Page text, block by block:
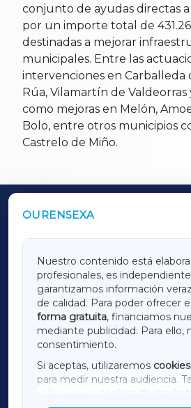
conjunto de ayudas directas
por un importe total de
destinadas a mejorar
municipales. Entre las
intervenciones en Carballeda
Rúa, Vilamartín de Valdeorras
como mejoras en Melón,
Bolo, entre otros municipios
Castrelo de Miño.
OURENSEXA
Nuestro contenido está
profesionales, es
garantizamos información
de calidad. Para poder ofrecer
forma gratuita, financiamos
mediante publicidad. Para ello,
consentimiento.
Si aceptas, utilizaremos
para medir nuestra audiencia.
utilizaremos
cookies de
OUTROS PERIÓDICOS
LUGOXA
TERRACHAXA
AMARIÑAXA